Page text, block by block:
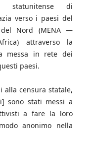
di
verso i paesi del
del Nord (MENA —
attraverso la
messa in rete dei
paesi.
censura statale,
sono stati messi a
a fare la loro
anonimo nella